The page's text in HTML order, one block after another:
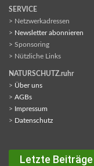
SERVICE
> Netzwerkadressen
> Newsletter abonnieren
> Sponsoring
> Nützliche Links
NATURSCHUTZ.ruhr
> Über uns
> AGBs
> Impressum
> Datenschutz
Letzte Beiträge